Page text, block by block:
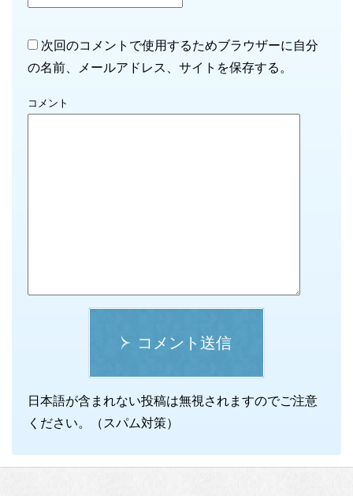
次回のコメントで使用するためブラウザーに自分
の名前、メールアドレス、サイトを保存する。
コメント
コメント送信
日本語が含まれない投稿は無視されますのでご注意
ください。（スパム対策）